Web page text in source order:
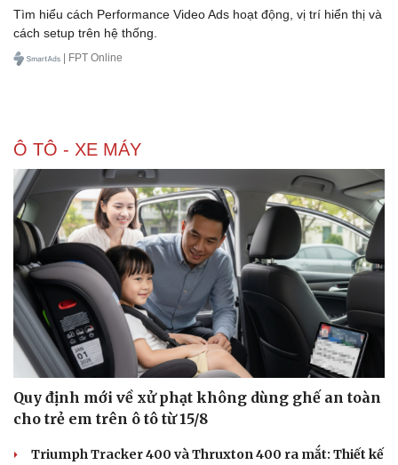
Di sản
Tìm hiểu cách Performance Video Ads hoạt động, vị trí hiển thị và
cách setup trên hệ thống.
| FPT Online
Ô TÔ - XE MÁY
Quy định mới về xử phạt không dùng ghế an toàn
cho trẻ em trên ô tô từ 15/8
Triumph Tracker 400 và Thruxton 400 ra mắt: Thiết kế